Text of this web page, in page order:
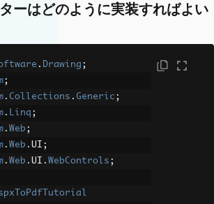
ーはどのように実装すればよい
. Drawing ;
;
. Collections . Generic ;
. Linq ;
. Web ;
. Web . UI ;
. Web . UI . WebControls ;